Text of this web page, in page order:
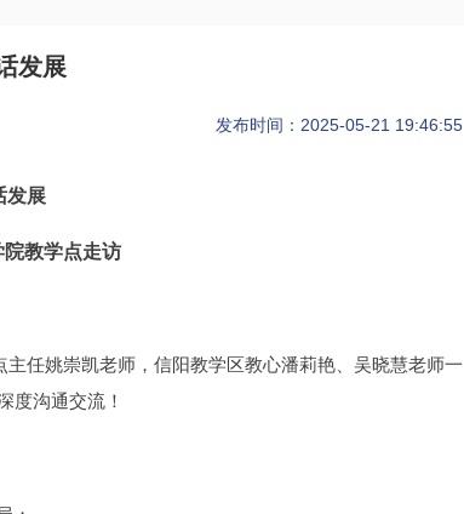
发展
发布时间：2025-05-21 19:46:55
发展
教学点走访
任姚崇凯老师，信阳教学区教心潘莉艳、吴晓慧老师一
度沟通交流！